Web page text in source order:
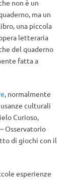
non è un
ma un
una piccola
letteraria
del quaderno
fatta a
, normalmente
culturali
Curioso,
Osservatorio
di giochi con il
esperienze